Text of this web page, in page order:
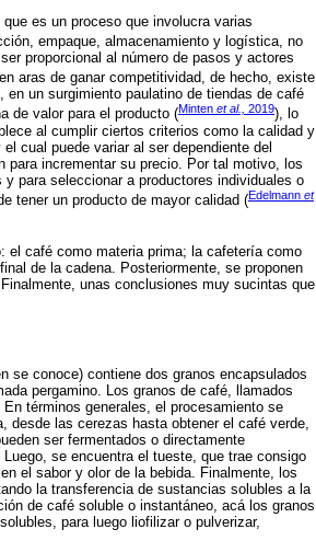
es un proceso que involucra varias
empaque, almacenamiento y logística, no
proporcional al número de pasos y actores
aras de ganar competitividad, de hecho, existe
un surgimiento paulatino de tiendas de café
de valor para el producto (Minten et al., 2019), lo
al cumplir ciertos criterios como la calidad y
cual puede variar al ser dependiente del
para incrementar su precio. Por tal motivo, los
para seleccionar a productores individuales o
tener un producto de mayor calidad (Edelmann et
el café como materia prima; la cafetería como
de la cadena. Posteriormente, se proponen
unas conclusiones muy sucintas que
se conoce) contiene dos granos encapsulados
pergamino. Los granos de café, llamados
términos generales, el procesamiento se
desde las cerezas hasta obtener el café verde,
ser fermentados o directamente
se encuentra el tueste, que trae consigo
el sabor y olor de la bebida. Finalmente, los
la transferencia de sustancias solubles a la
de café soluble o instantáneo, acá los granos
para luego liofilizar o pulverizar,